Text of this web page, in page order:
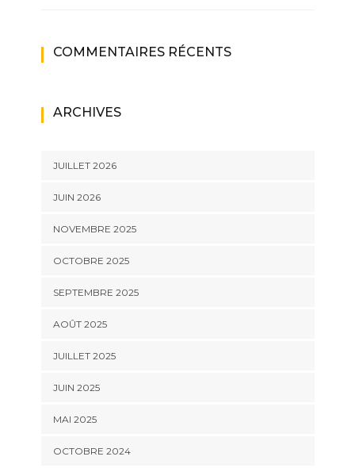
COMMENTAIRES RÉCENTS
ARCHIVES
JUILLET 2026
JUIN 2026
NOVEMBRE 2025
OCTOBRE 2025
SEPTEMBRE 2025
AOÛT 2025
JUILLET 2025
JUIN 2025
MAI 2025
OCTOBRE 2024